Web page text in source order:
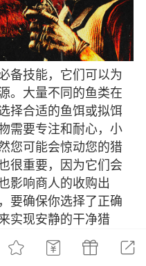
每日排行
自动发
答：查看
卡密，或
看订单，
备技能，它们可以为
。大量不同的鱼类在
择合适的鱼饵或拟饵
需要专注和耐心，小
您可能会惊动您的猎
很重要，因为它们会
影响商人的收购出
要确保你选择了正确
实现安静的干净猎